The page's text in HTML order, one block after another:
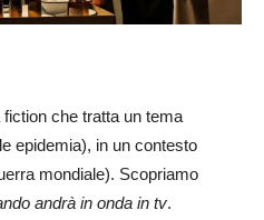
fiction che tratta un tema
epidemia), in un contesto
mondiale). Scopriamo
andrà in onda in tv.